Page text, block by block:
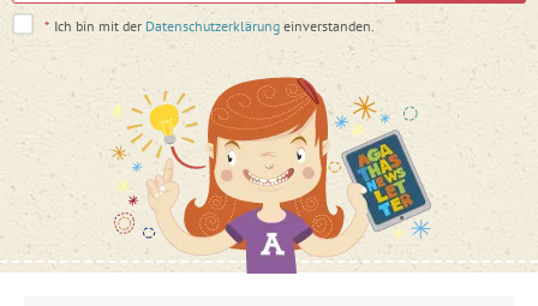
* Ich bin mit der Datenschutzerklärung einverstanden.